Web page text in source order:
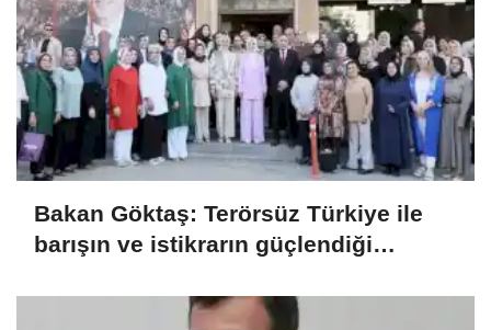
Bakan Göktaş: Terörsüz Türkiye ile
barışın ve istikrarın güçlendiği